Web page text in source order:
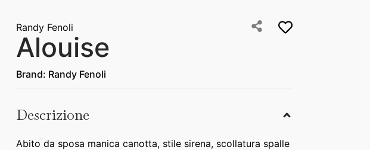
Randy Fenoli
Alouise
Brand: Randy Fenoli
Descrizione
Abito da sposa manica canotta, stile sirena, scollatura spalle